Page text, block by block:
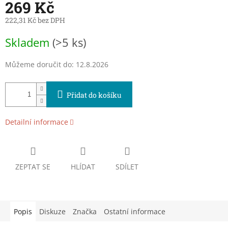
269 Kč
222,31 Kč bez DPH
cena:
Skladem (>5 ks)
Můžeme doručit do: 12.8.2026
Přidat do košíku
Detailní informace
ZEPTAT SE HLÍDAT SDÍLET
Popis Diskuze Značka Ostatní informace